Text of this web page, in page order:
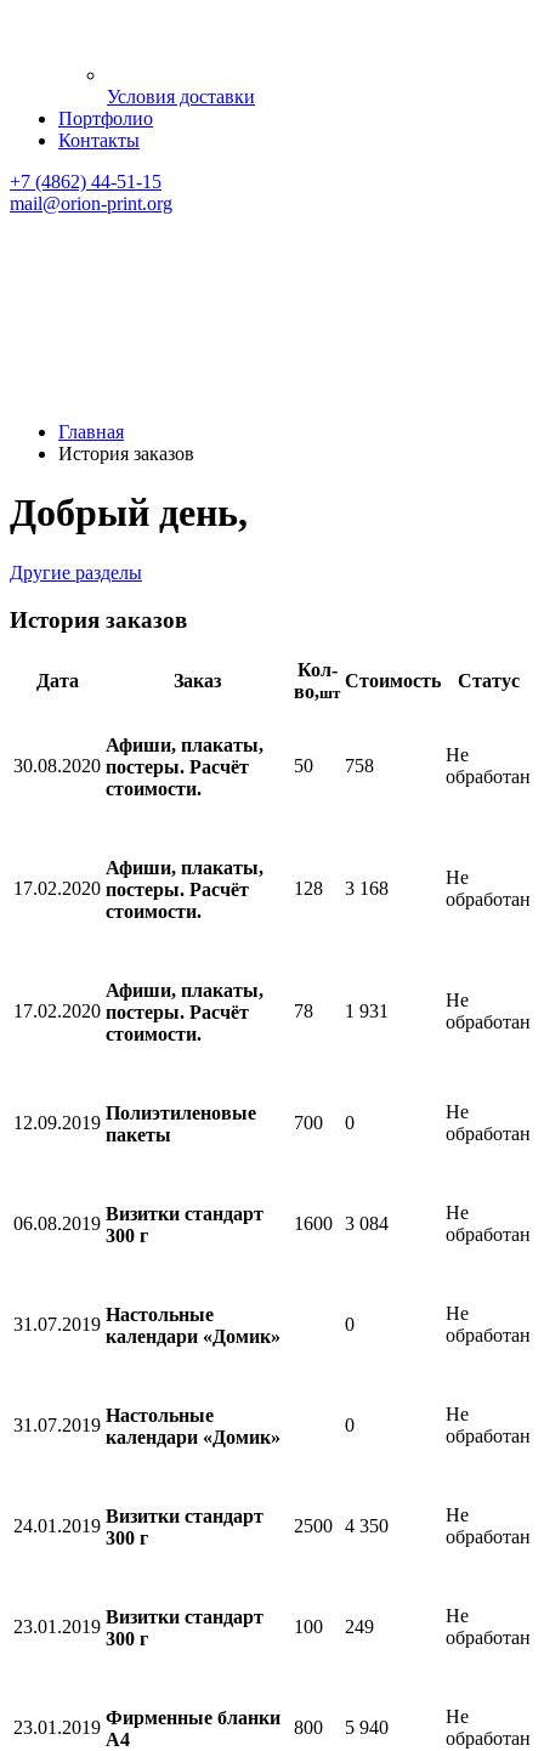
Условия доставки
Портфолио
Контакты
+7 (4862) 44-51-15
mail@orion-print.org
Главная
История заказов
Добрый день,
Другие разделы
История заказов
Дата Заказ
Кол-
во,шт
Стоимость Статус
30.08.2020
Афиши, плакаты,
постеры. Расчёт
стоимости.
50 758
Не
обработан
17.02.2020
Афиши, плакаты,
постеры. Расчёт
стоимости.
128 3 168
Не
обработан
17.02.2020
Афиши, плакаты,
постеры. Расчёт
стоимости.
78 1 931
Не
обработан
12.09.2019
Полиэтиленовые
пакеты
700 0
Не
обработан
06.08.2019
Визитки стандарт
300 г
1600 3 084
Не
обработан
31.07.2019
Настольные
календари «Домик»
0
Не
обработан
31.07.2019
Настольные
календари «Домик»
0
Не
обработан
24.01.2019
Визитки стандарт
300 г
2500 4 350
Не
обработан
23.01.2019
Визитки стандарт
300 г
100 249
Не
обработан
23.01.2019
Фирменные бланки
А4
800 5 940
Не
обработан